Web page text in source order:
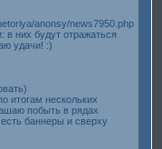
anonsy/news7950.php
в них будут отражаться
удачи! :)
итогам нескольких
побыть в рядах
баннеры и сверху